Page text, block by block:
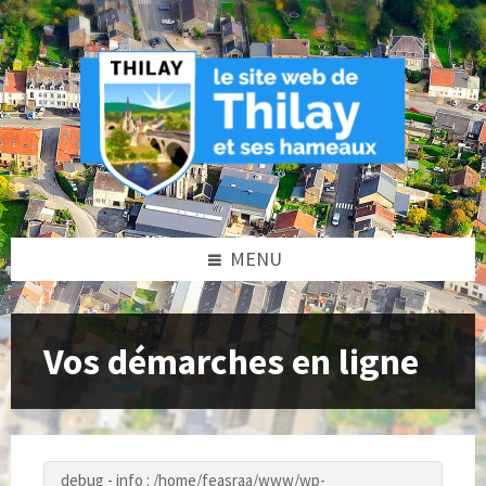
Skip
to
content
Skip
to
left
sidebar
Skip
to
footer
MENU
Vos démarches en ligne
debug - info : /home/feasraa/www/wp-